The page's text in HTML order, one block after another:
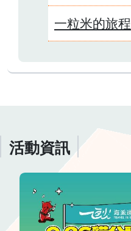
一粒米的旅程
活動資訊